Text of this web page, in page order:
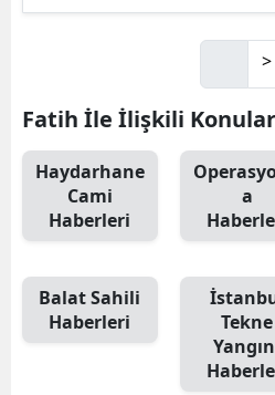
>
Fatih İle İlişkili Konular
Haydarhane
Cami
Haberleri
a
Balat Sahili
Haberleri
Tekne